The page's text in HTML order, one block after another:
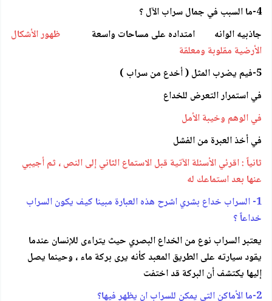
4-ما السبب في جمال سراب الآل ؟
جاذبيه الوانه امتداده على مساحات واسعة ظهور الأشكال
الأرضية مقلوبة ومعلقة
5-فيم يضرب المثل ( أخدع من سراب )
في استمرار التعرض للخداع
في الوهم وخيبة الأمل
في أخذ العبرة من الفشل
ثانياً : اقرئي الأسئلة الآتية قبل الاستماع الثاني إلى النص ، ثم أجيبي
عنها بعد استماعك له
1- السراب خداع بشري اشرح هذه العبارة مبينا كيف يكون السراب
خداعاً ؟
يعتبر السراب نوع من الخداع البصري حيث يتراءى للإنسان عندما
يقود سيارته على الطريق المعبد كأنه يرى بركة ماء ، وحينما يصل
إليها يكتشف أن البركة قد اختفت
2-ما الأماكن التي يمكن للسراب ان يظهر فيها؟